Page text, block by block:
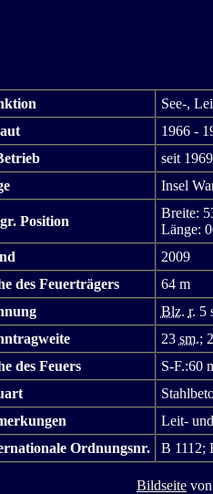
See-,
1966 -
seit
Insel
Position
Breite:
Länge:
2009
des Feuerträgers
64 m
Blz. r. 5
23 sm.;
des Feuers
S-F.:60
Leit-
Ordnungsnr.
B 1112;
Bildseite